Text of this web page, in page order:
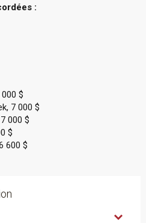
:
$
7 000 $
000 $
$
600 $